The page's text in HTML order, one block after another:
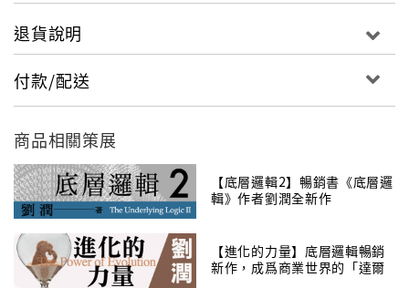
因此，當你或你的組織陷入困境時，別再急著找策略，
最好先翻開此書，因為作者會以睿智的洞見與幽默告訴
你，為什麼你應該改問以下的問題：
1 你是誰？
2 你想過你的公司何時會倒閉嗎？
3 你會購買你自己做的商品嗎？(你會吃你做的狗食嗎？)
5 你要賺多少錢才夠？
6 你會跟你的組織共存亡嗎？
退貨說明
付款/配送
商品相關策展
【底層邏輯2】暢銷書《底層邏
輯》作者劉潤全新作
【進化的力量】底層邏輯暢銷
新作，成爲商業世界的「達爾